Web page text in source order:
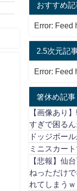
おすすめ記
Error: Feed
2.5次元記
Error: Feed
箸休め記事
【画像あり
すぎで困る
ドッジボー
ミニスカー
【悲報】仙
ねっただけ
れてしまうｗ